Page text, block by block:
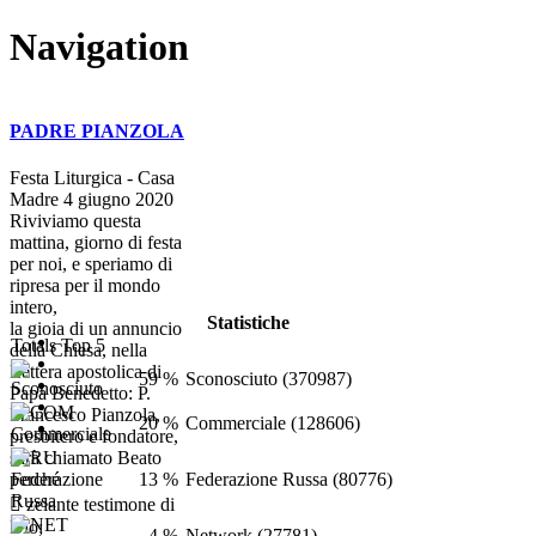
Navigation
PADRE PIANZOLA
Festa Liturgica - Casa
Madre 4 giugno 2020
Riviviamo questa
mattina, giorno di festa
per noi, e speriamo di
ripresa per il mondo
intero,
la gioia di un annuncio
della Chiesa, nella
Lettera apostolica di
Papa Benedetto: P.
Francesco Pianzola,
presbitero e fondatore,
sarà chiamato Beato
perché
 zelante testimone di
Dio;
Statistiche
Totals Top 5
59 % Sconosciuto (370987)
20 % Commerciale (128606)
13 % Federazione Russa (80776)